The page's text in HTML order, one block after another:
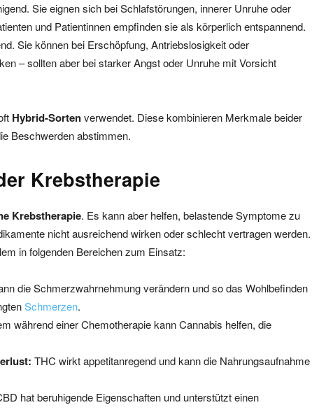
Sie eignen sich bei Schlafstörungen, innerer Unruhe oder
und Patientinnen empfinden sie als körperlich entspannend.
Sie können bei Erschöpfung, Antriebslosigkeit oder
– sollten aber bei starker Angst oder Unruhe mit Vorsicht
Hybrid-Sortenverwendet. Diese kombinieren Merkmale beider
Beschwerden abstimmen.
Krebstherapie
Krebstherapie. Es kann aber helfen, belastende Symptome zu
nicht ausreichend wirken oder schlecht vertragen werden.
in folgenden Bereichen zum Einsatz:
die Schmerzwahrnehmung verändern und so das Wohlbefinden
Schmerzen.
während einer Chemotherapie kann Cannabis helfen, die
THC wirkt appetitanregend und kann die Nahrungsaufnahme
hat beruhigende Eigenschaften und unterstützt einen